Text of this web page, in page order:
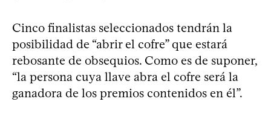
Cinco finalistas seleccionados tendrán la
posibilidad de “abrir el cofre” que estará
rebosante de obsequios. Como es de suponer,
“la persona cuya llave abra el cofre será la
ganadora de los premios contenidos en él”.